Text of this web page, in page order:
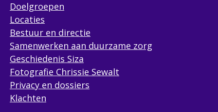
Doelgroepen
Locaties
Bestuur en directie
Samenwerken aan duurzame zorg
Geschiedenis Siza
Fotografie Chrissie Sewalt
Privacy en dossiers
Klachten